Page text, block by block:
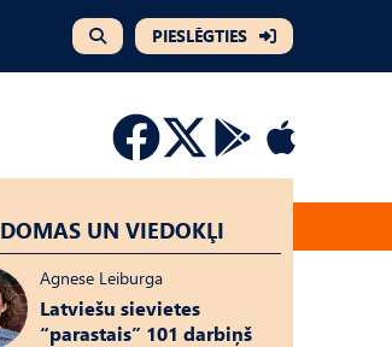
PIESLĒGTIES
DOMAS UN VIEDOKĻI
Agnese Leiburga
Latviešu sievietes
“parastais” 101 darbiņš